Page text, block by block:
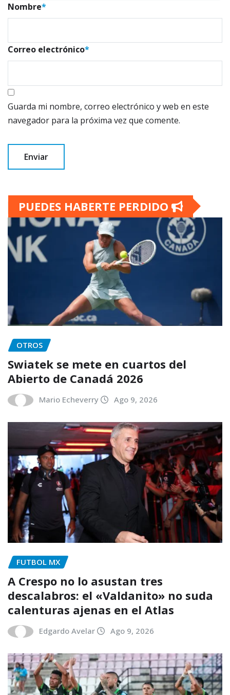
Nombre*
Correo electrónico*
Guarda mi nombre, correo electrónico y web en este
navegador para la próxima vez que comente.
PUEDES HABERTE PERDIDO
OTROS
Swiatek se mete en cuartos del
Abierto de Canadá 2026
Mario Echeverry Ago 9, 2026
FUTBOL MX
A Crespo no lo asustan tres
descalabros: el «Valdanito» no suda
calenturas ajenas en el Atlas
Edgardo Avelar Ago 9, 2026